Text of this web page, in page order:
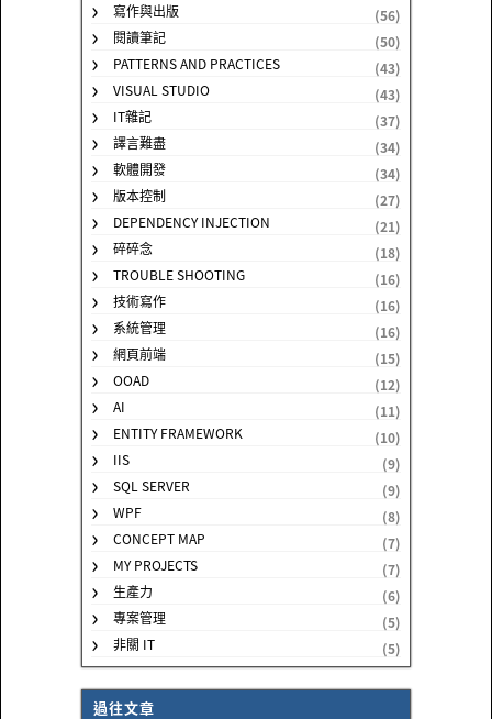
寫作與出版
(56)
閱讀筆記
(50)
PATTERNS AND PRACTICES
(43)
VISUAL STUDIO
(43)
IT雜記
(37)
譯言難盡
(34)
軟體開發
(34)
版本控制
(27)
DEPENDENCY INJECTION
(21)
碎碎念
(18)
TROUBLE SHOOTING
(16)
技術寫作
(16)
系統管理
(16)
網頁前端
(15)
OOAD
(12)
AI
(11)
ENTITY FRAMEWORK
(10)
IIS
(9)
SQL SERVER
(9)
WPF
(8)
CONCEPT MAP
(7)
MY PROJECTS
(7)
生產力
(6)
專案管理
(5)
非關 IT
(5)
過往文章